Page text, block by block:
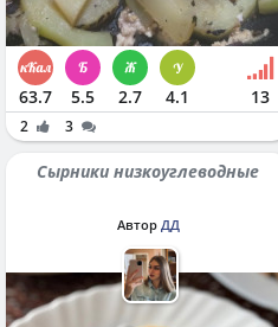
63.7 5.5 2.7 4.1 13
2 3
Сырники низкоуглеводные
Автор ДД